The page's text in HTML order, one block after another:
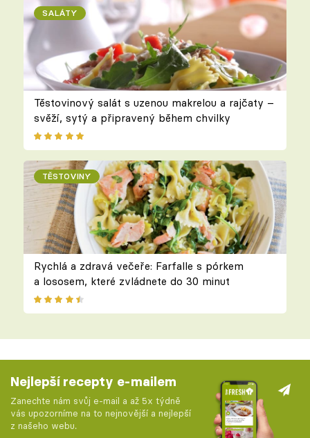
SALÁTY
Těstovinový salát s uzenou makrelou a rajčaty –
svěží, sytý a připravený během chvilky
TĚSTOVINY
Rychlá a zdravá večeře: Farfalle s pórkem
a lososem, které zvládnete do 30 minut
Nejlepší recepty e-mailem
Zanechte nám svůj e-mail a až 5x týdně
vás upozorníme na to nejnovější a nejlepší
z našeho webu.